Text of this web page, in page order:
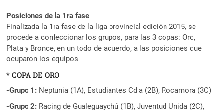
Posiciones de la 1ra fase
Finalizada la 1ra fase de la liga provincial edición 2015, se
procede a confeccionar los grupos, para las 3 copas: Oro,
Plata y Bronce, en un todo de acuerdo, a las posiciones que
ocuparon los equipos
* COPA DE ORO
-Grupo 1: Neptunia (1A), Estudiantes Cdia (2B), Rocamora (3C)
-Grupo 2: Racing de Gualeguaychú (1B), Juventud Unida (2C),